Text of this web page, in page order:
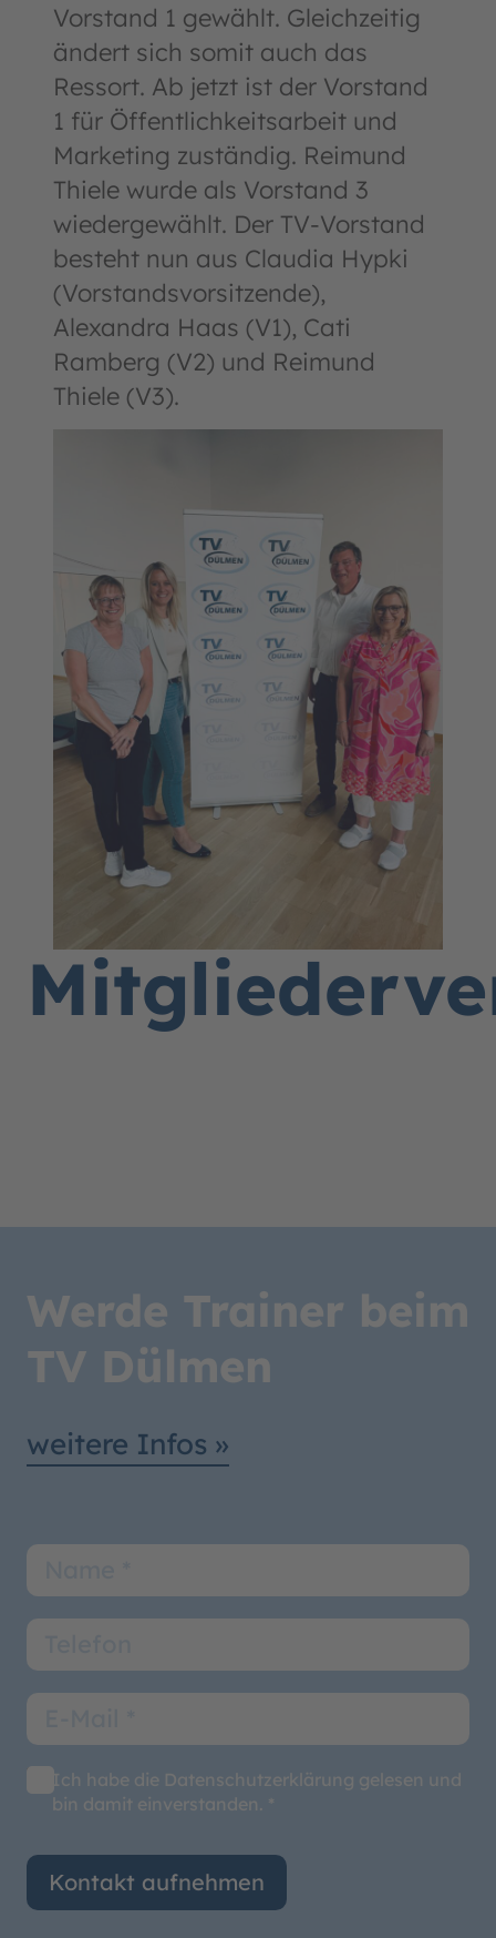
Vorstand 1 gewählt. Gleichzeitig
ändert sich somit auch das
Ressort. Ab jetzt ist der Vorstand
1 für Öffentlichkeitsarbeit und
Marketing zuständig. Reimund
Thiele wurde als Vorstand 3
wiedergewählt. Der TV-Vorstand
besteht nun aus Claudia Hypki
(Vorstandsvorsitzende),
Alexandra Haas (V1), Cati
Ramberg (V2) und Reimund
Thiele (V3).
Werde Trainer beim
TV Dülmen
weitere Infos »
Ich habe die Datenschutzerklärung gelesen und
bin damit einverstanden. *
Kontakt aufnehmen